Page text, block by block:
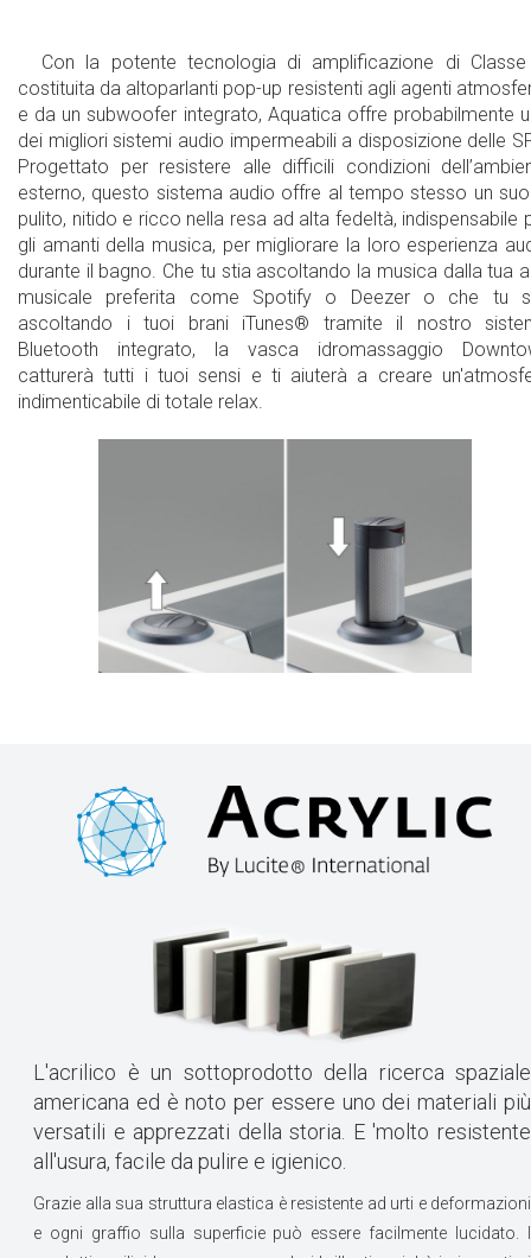
Con la potente tecnologia di amplificazione di Classe
costituita da altoparlanti pop-up resistenti agli agenti
e da un subwoofer integrato, Aquatica offre probabilmente
dei migliori sistemi audio impermeabili a disposizione delle
Progettato per resistere alle difficili condizioni
esterno, questo sistema audio offre al tempo stesso un
pulito, nitido e ricco nella resa ad alta fedeltà, indispensabile
gli amanti della musica, per migliorare la loro esperienza
durante il bagno. Che tu stia ascoltando la musica dalla tua
musicale preferita come Spotify o Deezer o che tu
ascoltando i tuoi brani iTunes® tramite il nostro
Bluetooth integrato, la vasca idromassaggio
catturerà tutti i tuoi sensi e ti aiuterà a creare
indimenticabile di totale relax.
L'acrilico è un sottoprodotto della ricerca spaziale
americana ed è noto per essere uno dei materiali più
versatili e apprezzati della storia. E 'molto resistente
all'usura, facile da pulire e igienico.
Grazie alla sua struttura elastica è resistente ad urti e deformazioni
e ogni graffio sulla superficie può essere facilmente lucidato. I